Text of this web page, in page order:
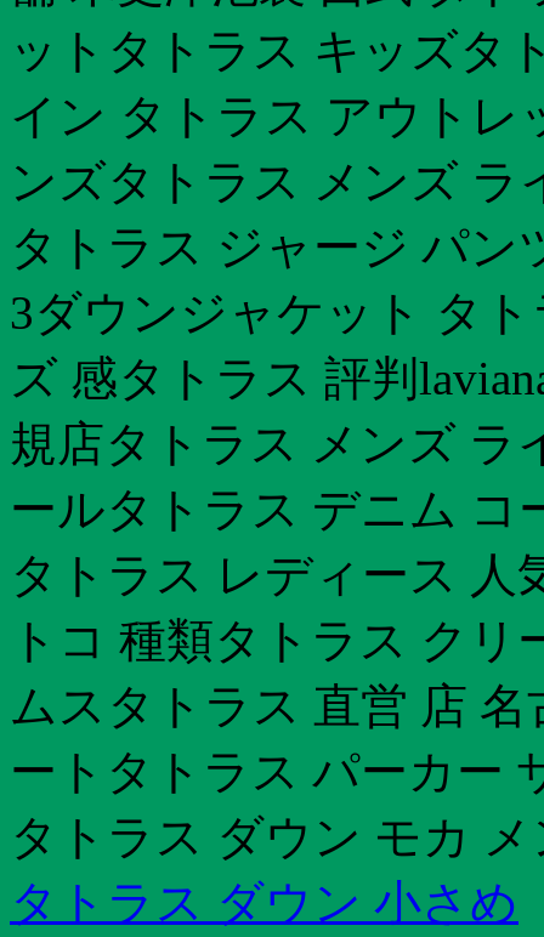
ットタトラス キッズタ
イン タトラス アウトレ
ンズタトラス メンズ ラ
タトラス ジャージ パ
3ダウンジャケット タ
ズ 感タトラス 評判
規店タトラス メンズ ラ
ールタトラス デニム コ
タトラス レディース 人
トコ 種類タトラス ク
ムスタトラス 直営 店
ートタトラス パーカー
タトラス ダウン モカ
タトラス ダウン 小さめ